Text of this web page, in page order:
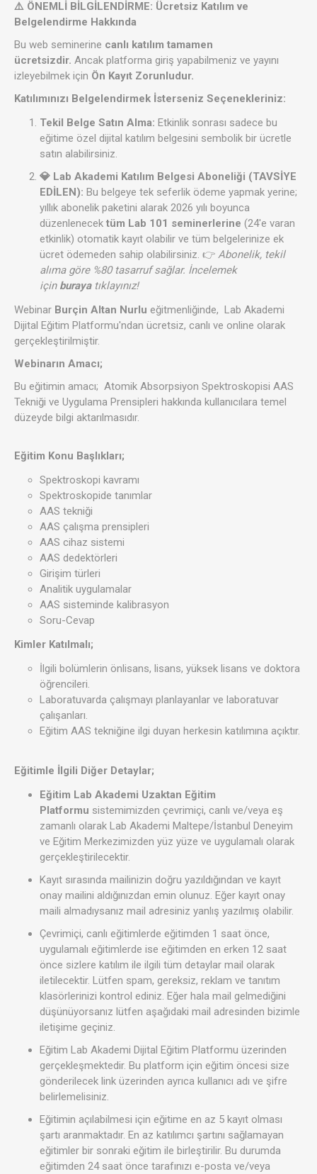
⚠️ ÖNEMLİ BİLGİLENDİRME: Ücretsiz Katılım ve
Belgelendirme Hakkında
Bu web seminerine canlı katılım tamamen
ücretsizdir. Ancak platforma giriş yapabilmeniz ve yayını
izleyebilmek için Ön Kayıt Zorunludur.
Katılımınızı Belgelendirmek İsterseniz Seçenekleriniz:
Tekil Belge Satın Alma: Etkinlik sonrası sadece bu
eğitime özel dijital katılım belgesini sembolik bir ücretle
satın alabilirsiniz.
💎 Lab Akademi Katılım Belgesi Aboneliği (TAVSİYE
EDİLEN): Bu belgeye tek seferlik ödeme yapmak yerine;
yıllık abonelik paketini alarak 2026 yılı boyunca
düzenlenecek tüm Lab 101 seminerlerine (24'e varan
etkinlik) otomatik kayıt olabilir ve tüm belgelerinize ek
ücret ödemeden sahip olabilirsiniz. 👉 Abonelik, tekil
alıma göre %80 tasarruf sağlar. İncelemek
için burayatıklayınız!
Webinar Burçin Altan Nurlu eğitmenliğinde, Lab Akademi
Dijital Eğitim Platformu'ndan ücretsiz, canlı ve online olarak
gerçekleştirilmiştir.
Webinarın Amacı;
Bu eğitimin amacı; Atomik Absorpsiyon Spektroskopisi AAS
Tekniği ve Uygulama Prensipleri hakkında kullanıcılara temel
düzeyde bilgi aktarılmasıdır.
Eğitim Konu Başlıkları;
Spektroskopi kavramı
Spektroskopide tanımlar
AAS tekniği
AAS çalışma prensipleri
AAS cihaz sistemi
AAS dedektörleri
Girişim türleri
Analitik uygulamalar
AAS sisteminde kalibrasyon
Soru-Cevap
Kimler Katılmalı;
İlgili bolümlerin önlisans, lisans, yüksek lisans ve doktora
öğrencileri.
Laboratuvarda çalışmayı planlayanlar ve laboratuvar
çalışanları.
Eğitim AAS tekniğine ilgi duyan herkesin katılımına açıktır.
Eğitimle İlgili Diğer Detaylar;
Eğitim Lab Akademi Uzaktan Eğitim
Platformu sistemimizden çevrimiçi, canlı ve/veya eş
zamanlı olarak Lab Akademi Maltepe/İstanbul Deneyim
ve Eğitim Merkezimizden yüz yüze ve uygulamalı olarak
gerçekleştirilecektir.
Kayıt sırasında mailinizin doğru yazıldığından ve kayıt
onay mailini aldığınızdan emin olunuz. Eğer kayıt onay
maili almadıysanız mail adresiniz yanlış yazılmış olabilir.
Çevrimiçi, canlı eğitimlerde eğitimden 1 saat önce,
uygulamalı eğitimlerde ise eğitimden en erken 12 saat
önce sizlere katılım ile ilgili tüm detaylar mail olarak
iletilecektir. Lütfen spam, gereksiz, reklam ve tanıtım
klasörlerinizi kontrol ediniz. Eğer hala mail gelmediğini
düşünüyorsanız lütfen aşağıdaki mail adresinden bizimle
iletişime geçiniz.
Eğitim Lab Akademi Dijital Eğitim Platformu üzerinden
gerçekleşmektedir. Bu platform için eğitim öncesi size
gönderilecek link üzerinden ayrıca kullanıcı adı ve şifre
belirlemelisiniz.
Eğitimin açılabilmesi için eğitime en az 5 kayıt olması
şartı aranmaktadır. En az katılımcı şartını sağlamayan
eğitimler bir sonraki eğitim ile birleştirilir. Bu durumda
eğitimden 24 saat önce tarafınızı e-posta ve/veya